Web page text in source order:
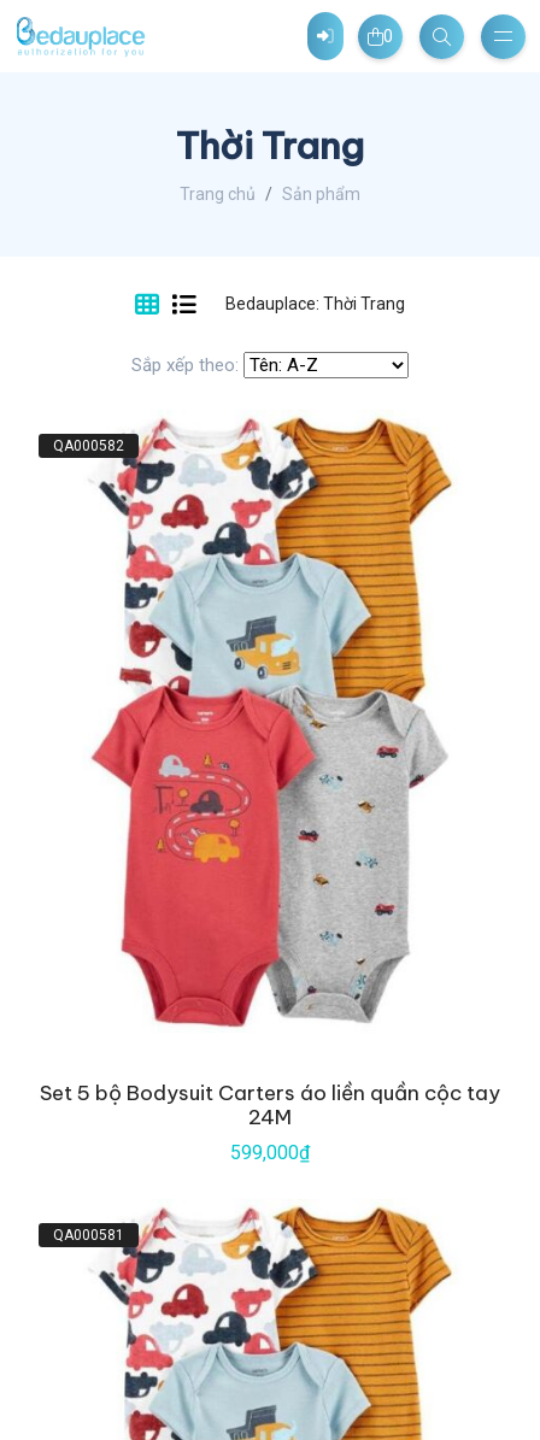
0
Thời Trang
Trang chủ Sản phẩm
Bedauplace: Thời Trang
Sắp xếp theo:
QA000582
Set 5 bộ Bodysuit Carters áo liền quần cộc tay
24M
599,000₫
QA000581